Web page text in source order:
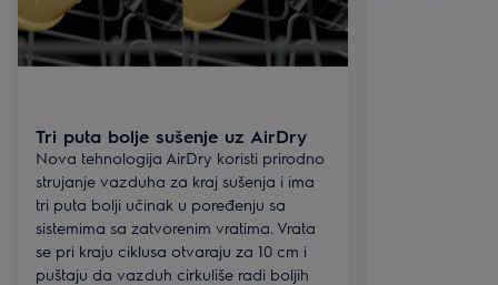
Tri puta bolje sušenje uz AirDry
Nova tehnologija AirDry koristi prirodno
strujanje vazduha za kraj sušenja i ima
tri puta bolji učinak u poređenju sa
sistemima sa zatvorenim vratima. Vrata
se pri kraju ciklusa otvaraju za 10 cm i
puštaju da vazduh cirkuliše radi boljih